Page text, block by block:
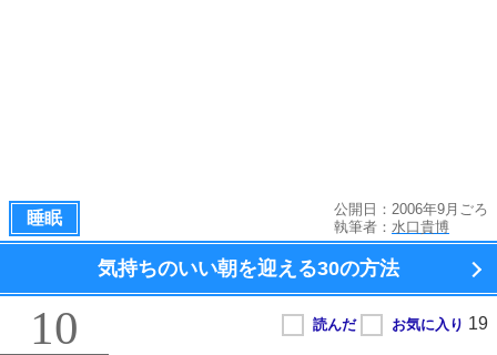
睡眠
公開日：2006年9月ごろ
執筆者： 水口貴博
気持ちのいい朝を迎える30の方法
10